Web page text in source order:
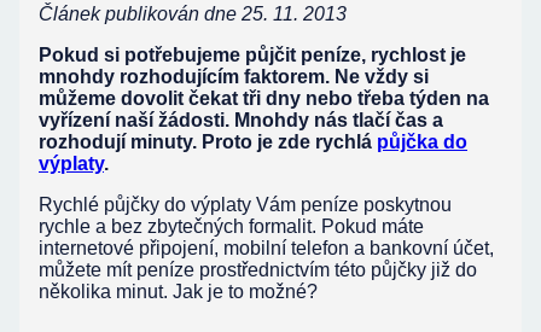
Článek publikován dne 25. 11. 2013
Pokud si potřebujeme půjčit peníze, rychlost je
mnohdy rozhodujícím faktorem. Ne vždy si
můžeme dovolit čekat tři dny nebo třeba týden na
vyřízení naší žádosti. Mnohdy nás tlačí čas a
rozhodují minuty. Proto je zde rychlá půjčka do
výplaty.
Rychlé půjčky do výplaty Vám peníze poskytnou
rychle a bez zbytečných formalit. Pokud máte
internetové připojení, mobilní telefon a bankovní účet,
můžete mít peníze prostřednictvím této půjčky již do
několika minut. Jak je to možné?